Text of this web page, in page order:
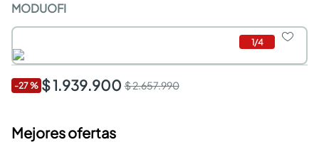
MODUOFI
1/4
-27% $ 1.939.900 $ 2.657.990
Mejores ofertas
comedores